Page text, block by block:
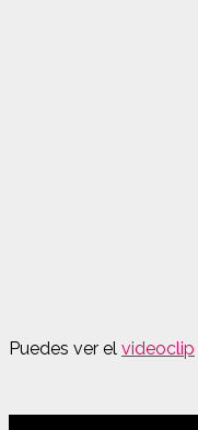
Puedes ver el videoclip